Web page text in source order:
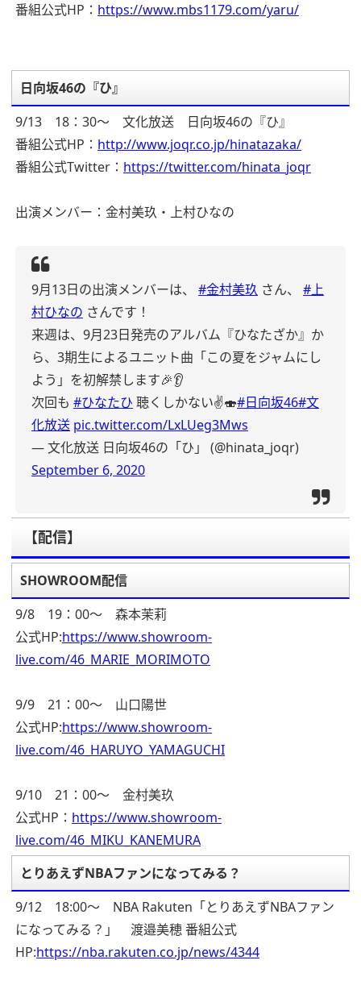
番組公式HP： https://www.mbs1179.com/yaru/
日向坂46の『ひ』
9/13 18：30～ 文化放送 日向坂46の『ひ』
番組公式HP： http://www.joqr.co.jp/hinatazaka/
番組公式Twitter： https://twitter.com/hinata_joqr
出演メンバー：金村美玖・上村ひなの
9月13日の出演メンバーは、 #金村美玖 さん、 #上
村ひなの さんです！
来週は、9月23日発売のアルバム『ひなたざか』か
ら、3期生によるユニット曲「この夏をジャムにし
よう」を初解禁します🎉👂
次回も #ひなたひ 聴くしかない✌️🍣#日向坂46#文
化放送 pic.twitter.com/LxLUeg3Mws
— 文化放送 日向坂46の「ひ」 (@hinata_joqr)
September 6, 2020
【配信】
SHOWROOM配信
9/8 19：00～ 森本茉莉
公式HP:https://www.showroom-
live.com/46_MARIE_MORIMOTO
9/9 21：00～ 山口陽世
公式HP:https://www.showroom-
live.com/46_HARUYO_YAMAGUCHI
9/10 21：00～ 金村美玖
公式HP： https://www.showroom-
live.com/46_MIKU_KANEMURA
とりあえずNBAファンになってみる？
9/12 18:00～ NBA Rakuten「とりあえずNBAファン
になってみる？」 渡邉美穂 番組公式
HP:https://nba.rakuten.co.jp/news/4344